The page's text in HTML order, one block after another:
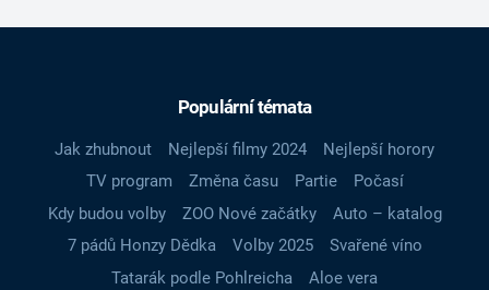
Populární témata
Jak zhubnout Nejlepší filmy 2024
Nejlepší horory
TV program
Změna času Partie
Počasí
Kdy budou volby
ZOO Nové začátky
Auto – katalog
7 pádů Honzy Dědka
Volby 2025
Svařené víno
Tatarák podle Pohlreicha
Aloe vera